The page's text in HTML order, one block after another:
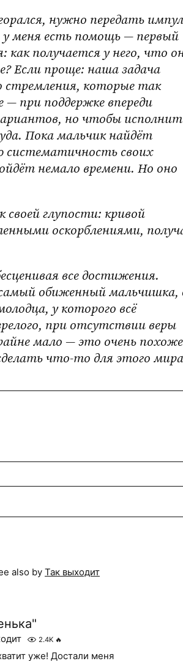
у меня есть помощь — первый
получается у него, что
Если проще: наша задача
стремления, которые так
— при поддержке впереди
но чтобы
Пока мальчик найдёт
систематичность своих
немало времени. Но оно
оскорблениями,
все достижения.
обиженный мальчишка,
у которого всё
при отсутствии веры
мало — это очень похоже
что-то для этого
also by Так выходит
2.4K 🔥
уже! Достали меня